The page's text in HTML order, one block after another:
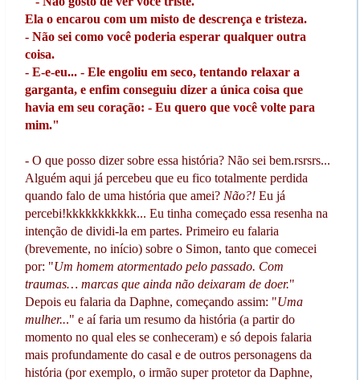
Ela o encarou com um misto de descrença e tristeza.
- Não sei como você poderia esperar qualquer outra
coisa.
- E-e-eu... - Ele engoliu em seco, tentando relaxar a
garganta, e enfim conseguiu dizer a única coisa que
havia em seu coração: - Eu quero que você volte para
mim."
- O que posso dizer sobre essa história? Não sei bem.rsrsrs...
Alguém aqui já percebeu que eu fico totalmente perdida
quando falo de uma história que amei? Não?!Eu já
percebi!kkkkkkkkkkk... Eu tinha começado essa resenha na
intenção de dividi-la em partes. Primeiro eu falaria
(brevemente, no início) sobre o Simon, tanto que comecei
por: "Um homem atormentado pelo passado. Com
traumas… marcas que ainda não deixaram de doer."
Depois eu falaria da Daphne, começando assim: "Uma
mulher..." e aí faria um resumo da história (a partir do
momento no qual eles se conheceram) e só depois falaria
mais profundamente do casal e de outros personagens da
história (por exemplo, o irmão super protetor da Daphne,